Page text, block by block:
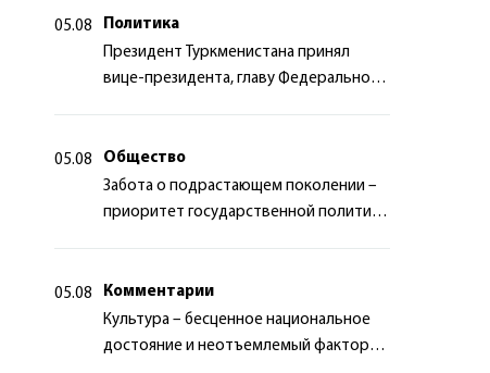
05.08
Политика
Президент Туркменистана принял
вице-президента, главу Федерального
05.08
Общество
Забота о подрастающем поколении –
приоритет государственной политики
05.08
Комментарии
Культура – бесценное национальное
достояние и неотъемлемый фактор